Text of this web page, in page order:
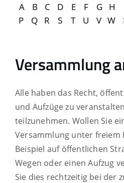
A B C D E F G H
P
Q R S T U V W
Versammlung
Alle haben das Recht,
und Aufzüge zu
teilzunehmen. Wollen Sie
Versammlung unter freiem
Beispiel auf öffentlichen
Wegen oder einen Aufzug
Sie dies rechtzeitig bei der